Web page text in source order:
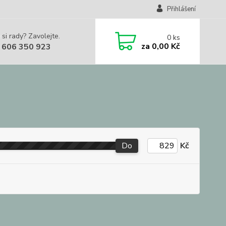
Přihlášení
rady? Zavolejte.
350 923
0ks
za 0,00 Kč
Do Kč